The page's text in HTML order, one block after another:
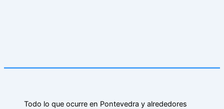
Todo lo que ocurre en Pontevedra y alrededores